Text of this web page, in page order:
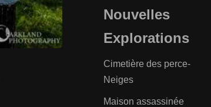
Nouvelles
Explorations
Cimetière des perce-
Neiges
Maison assassinée